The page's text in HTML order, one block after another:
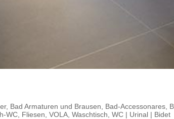
, Bad Armaturen und Brausen Bad-Accessonares
WC Fliesen VOLA Waschtisch WC | Urinal | Bidet